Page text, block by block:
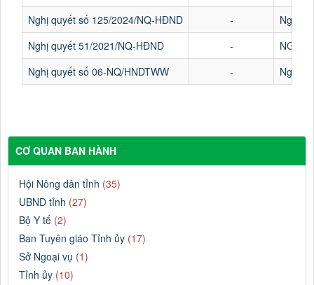
Nghị quyết số 125/2024/NQ-HĐND
-
Nghị
Nghị quyết 51/2021/NQ-HĐND
-
NGHỊ
Nghị quyết số 06-NQ/HNDTWW
- Nghị
CƠ QUAN BAN HÀNH
Hội Nông dân tỉnh (35)
UBND tỉnh (27)
Bộ Y tế (2)
Ban Tuyên giáo Tỉnh ủy (17)
Sở Ngoại vụ (1)
Tỉnh ủy (10)